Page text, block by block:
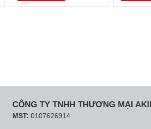
CÔNG TY TNHH THƯƠNG MẠI
MST: 0107626914